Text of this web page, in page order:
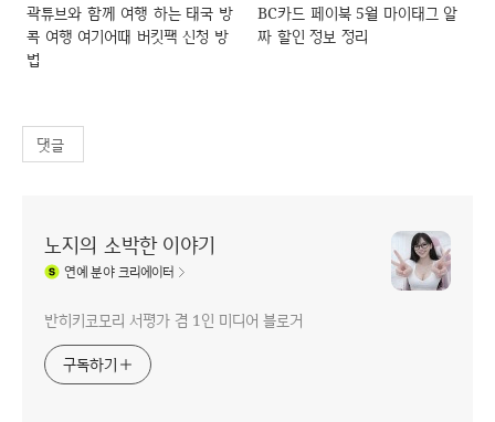
곽튜브와 함께 여행 하는 태국 방
콕 여행 여기어때 버킷팩 신청 방
법
BC카드 페이북 5월 마이태그 알
짜 할인 정보 정리
댓글
노지의 소박한 이야기
연예분야 크리에이터
반히키코모리 서평가 겸 1인 미디어 블로거
구독하기